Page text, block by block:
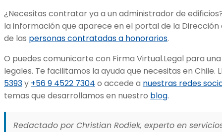
¿Necesitas contratar ya a un administrador de
la información que aparece en el portal de la
de las personas contratadas a honorarios.
O puedes comunicarte con Firma Virtual.Legal para
legales. Te facilitamos la ayuda que necesitas en Chile.
5393y +56 9 4522 7304 o accede a nuestras redes
temas que desarrollamos en nuestro blog.
Redactado por Christian Rodiek, experto en